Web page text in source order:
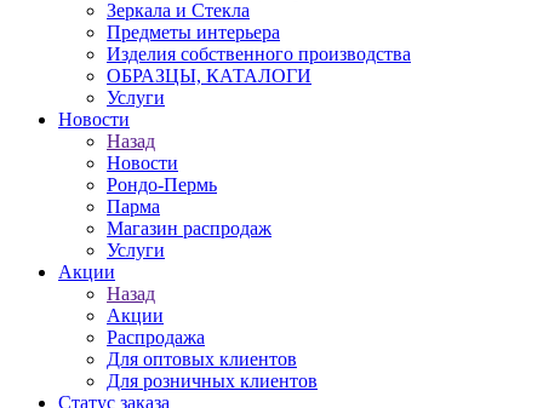
Зеркала и Стекла
Предметы интерьера
Изделия собственного производства
ОБРАЗЦЫ, КАТАЛОГИ
Услуги
Новости
Назад
Новости
Рондо-Пермь
Парма
Магазин распродаж
Услуги
Акции
Назад
Акции
Распродажа
Для оптовых клиентов
Для розничных клиентов
Статус заказа